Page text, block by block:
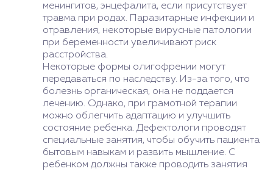
менингитов, энцефалита, если присутствует
травма при родах. Паразитарные инфекции и
отравления, некоторые вирусные патологии
при беременности увеличивают риск
расстройства.
Некоторые формы олигофрении могут
передаваться по наследству. Из-за того, что
болезнь органическая, она не поддается
лечению. Однако, при грамотной терапии
можно облегчить адаптацию и улучшить
состояние ребенка. Дефектологи проводят
специальные занятия, чтобы обучить пациента
бытовым навыкам и развить мышление. С
ребенком должны также проводить занятия